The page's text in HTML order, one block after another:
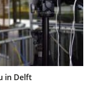
in Delft